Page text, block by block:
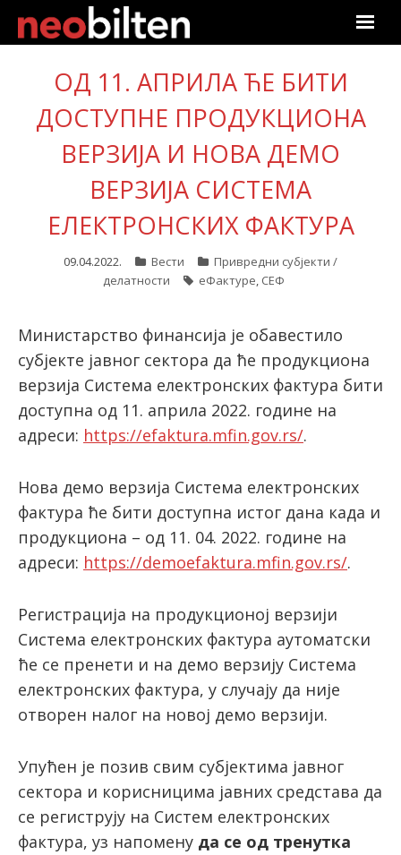
Почетна
Претрага
Актуелно
Подаци
Претплата
Пријава
ОД 11. АПРИЛА ЋЕ БИТИ
ДОСТУПНЕ ПРОДУКЦИОНА
ВЕРЗИЈА И НОВА ДЕМО
ВЕРЗИЈА СИСТЕМА
ЕЛЕКТРОНСКИХ ФАКТУРА
09.04.2022. Вести
Привредни субјекти /
делатности
еФактуре, СЕФ
Министарство финансија је обавестило
субјекте јавног сектора да ће продукциона
верзија Система електронских фактура бити
доступна од 11. априла 2022. године на
адреси: https://efaktura.mfin.gov.rs/.
Нова демо верзија Система електронских
фактура ће бити доступна истог дана када и
продукциона – од 11. 04. 2022. године на
адреси: https://demoefaktura.mfin.gov.rs/.
Регистрација на продукционој верзији
Система електронских фактура аутоматски
ће се пренети и на демо верзију Система
електронских фактура, у случају да није
отворен налог на новој демо верзији.
Упућен је позив свим субјектима јавног
сектора и корисницима јавних средстава да
се региструју на Систем електронских
фактура, уз напомену да се од тренутка